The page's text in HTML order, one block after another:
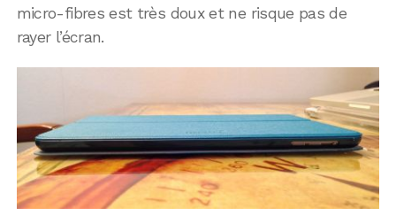
micro-fibres est très doux et ne risque pas de
rayer l’écran.